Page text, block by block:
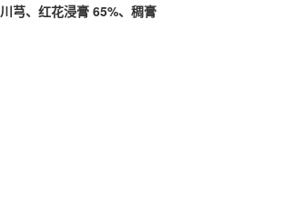
川芎、红花浸膏 65%、稠膏